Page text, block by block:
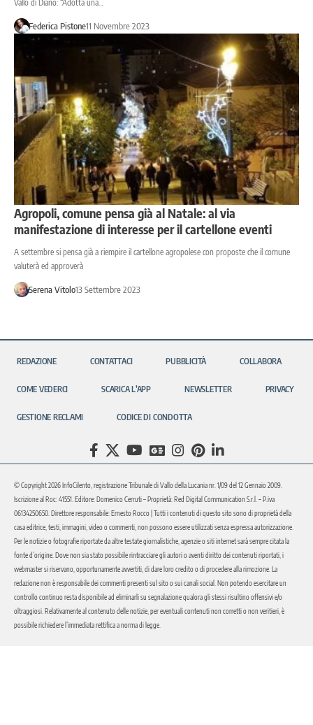
Vallo di Diano: “Adotta una…
Federica Pistone11 Novembre 2023
Agropoli, comune pensa già al Natale: al via
manifestazione di interesse per il cartellone eventi
A settembre si pensa già a riempire il cartellone agropolese con proposte che il comune
valuterà ed approverà
Serena Vitolo13 Settembre 2023
REDAZIONE CONTATTACI PUBBLICITÀ COLLABORA
COME VEDERCI SCARICA L’APP NEWSLETTER PRIVACY
GESTIONE RECLAMI CODICE DI CONDOTTA
© Copyright 2026 InfoCilento, registrazione Tribunale di Vallo della Lucania nr. 1/09 del 12 Gennaio 2009.
Iscrizione al Roc: 41551. Editore: Domenico Cerruti – Proprietà: Red Digital Communication S.r.l. – P.iva
06134250650. Direttore responsabile: Ernesto Rocco | Tutti i contenuti di questo sito sono di proprietà della
casa editrice, testi, immagini, video o commenti, non possono essere utilizzati senza espressa autorizzazione.
Per le notizie o fotografie riportate da altre testate giornalistiche, agenzie o siti internet sarà sempre citata la
fonte d’origine. Dove non sia stato possibile rintracciare gli autori o aventi diritto dei contenuti riportati, i
webmaster si riservano, opportunamente avvertiti, di dare loro credito o di procedere alla rimozione. La
redazione non è responsabile dei commenti presenti sul sito o sui canali social. Non potendo esercitare un
controllo continuo resta disponibile ad eliminarli su segnalazione qualora gli stessi risultino offensivi e/o
oltraggiosi. Relativamente al contenuto delle notizie, per eventuali contenuti non corretti o non veritieri, è
possibile richiedere l’immediata rettifica a norma di legge.